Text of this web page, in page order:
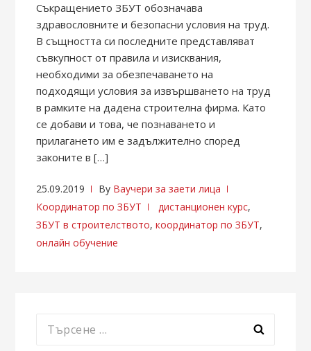
Съкращението ЗБУТ обозначава
здравословните и безопасни условия на труд.
В същността си последните представляват
съвкупност от правила и изисквания,
необходими за обезпечаването на
подходящи условия за извършването на труд
в рамките на дадена строителна фирма. Като
се добави и това, че познаването и
прилагането им е задължително според
законите в […]
25.09.2019 By Ваучери за заети лица
Координатор по ЗБУТ
дистанционен курс,
ЗБУТ в строителството,координатор по ЗБУТ,
онлайн обучение
Търсене